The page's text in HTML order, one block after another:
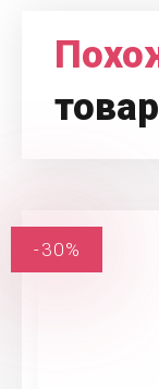
-30%